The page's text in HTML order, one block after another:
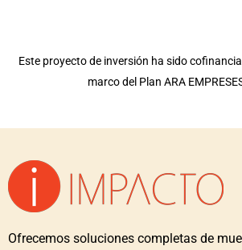
Este proyecto de inversión ha sido
marco del Plan ARA
Ofrecemos soluciones completas de